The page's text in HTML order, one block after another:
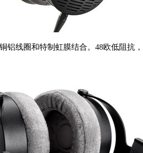
线圈和特制虹膜结合。48欧低阻抗